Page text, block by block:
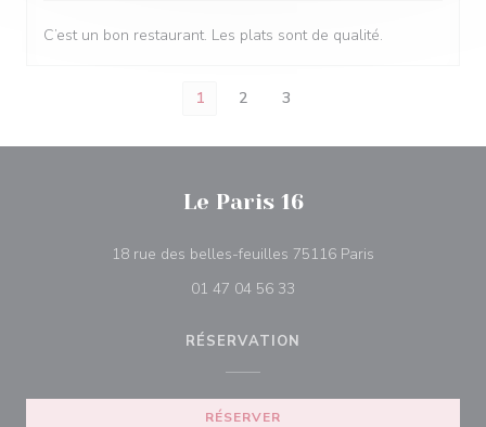
C’est un bon restaurant. Les plats sont de qualité.
1 2 3
Le Paris 16
18 rue des belles-feuilles 75116 Paris
01 47 04 56 33
RÉSERVATION
RÉSERVER